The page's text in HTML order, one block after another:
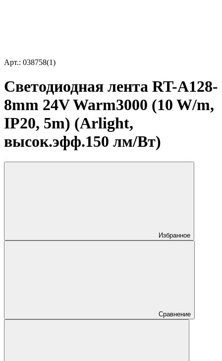
Арт.: 038758(1)
Светодиодная лента RT-A128-
8mm 24V Warm3000 (10 W/m,
IP20, 5m) (Arlight,
высок.эфф.150 лм/Вт)
Избранное
Сравнение